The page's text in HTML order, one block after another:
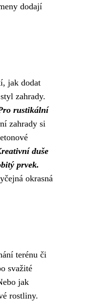
dodají
jak dodat
zahrady.
rustikální
zahrady si
duše
prvek.
okrasná
terénu či
svažité
jak
rostliny.